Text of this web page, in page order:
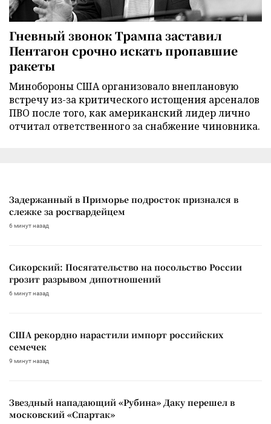
Гневный звонок Трампа заставил
Пентагон срочно искать пропавшие
ракеты
Минобороны США организовало внеплановую
встречу из-за критического истощения арсеналов
ПВО после того, как американский лидер лично
отчитал ответственного за снабжение чиновника.
Задержанный в Приморье подросток признался в
слежке за росгвардейцем
6 минут назад
Сикорский: Посягательство на посольство России
грозит разрывом дипотношений
6 минут назад
США рекордно нарастили импорт российских
семечек
9 минут назад
Звездный нападающий «Рубина» Даку перешел в
московский «Спартак»